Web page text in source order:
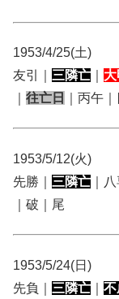
1953/4/25(土)
友引｜ 三隣亡 大
往亡日 ｜丙午
1953/5/12(火)
先勝｜ 三隣亡 ｜
｜破｜尾
1953/5/24(日)
先負｜ 三隣亡 不